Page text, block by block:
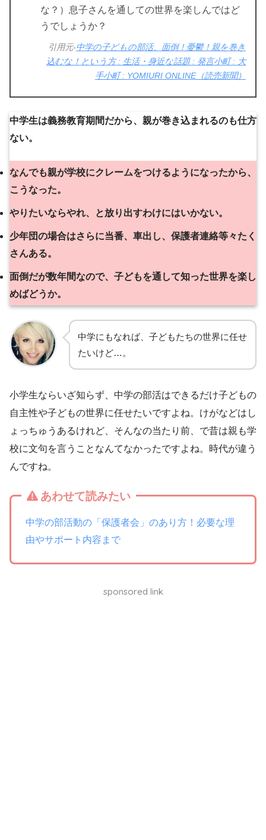
な？）息子さんを通しての世界を楽しんではど
うでしょうか？
引用元-中学の子どもの部活、面倒！憂鬱！親を巻き
込むな！という方 : 生活・身近な話題 : 発言小町 : 大
手小町 : YOMIURI ONLINE（読売新聞）
中学生は義務教育期間だから、親が巻き込まれるのも仕方
ない。
なんでも親が学校にクレームをつけるようになったから、
こうなった。
やりたいならやれ、と放り出すわけにはいかない。
少年団の場合はさらに当番、車出し、保護者連絡等々たく
さんある。
面倒だが数年間なので、子どもを通して知った世界を楽し
めばどうか。
中学にもなれば、子どもたちの世界に任せ
たいけど…。
小学生ならいざ知らず、中学の部活はできるだけ子どもの
自主性や子どもの世界に任せたいですよね。けがなどはし
ょっちゅうあるけれど、そんなの当たり前、で昔は親も学
校に文句を言うことなんてなかったですよね。時代が違う
んですね。
あわせて読みたい
中学の部活動の「保護者会」のあり方！必要な理
由やサポート内容まで
sponsored link